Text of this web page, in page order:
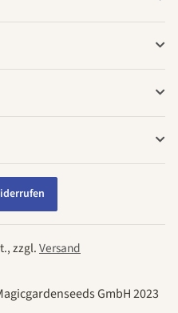
zzgl.Versand
GmbH 2023